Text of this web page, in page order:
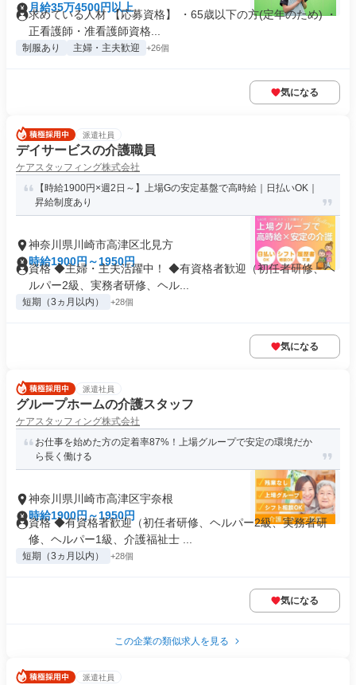
月給35万4500円以上
求めている人材 【応募資格】 ・65歳以下の方(定年のため) ・
正看護師・准看護師資格...
制服あり 主婦・主夫歓迎 +26個
気になる
派遣社員
デイサービスの介護職員
ケアスタッフィング株式会社
【時給1900円×週2日～】上場Gの安定基盤で高時給｜日払いOK｜
昇給制度あり
神奈川県川崎市高津区北見方
時給1900円～1950円
資格 ◆主婦・主夫活躍中！ ◆有資格者歓迎（初任者研修、ヘ
ルパー2級、実務者研修、ヘル...
短期（3ヵ月以内） +28個
気になる
派遣社員
グループホームの介護スタッフ
ケアスタッフィング株式会社
お仕事を始めた方の定着率87%！上場グループで安定の環境だか
ら長く働ける
神奈川県川崎市高津区宇奈根
時給1900円～1950円
資格 ◆有資格者歓迎（初任者研修、ヘルパー2級、実務者研
修、ヘルパー1級、介護福祉士 ...
短期（3ヵ月以内） +28個
気になる
この企業の類似求人を見る
派遣社員